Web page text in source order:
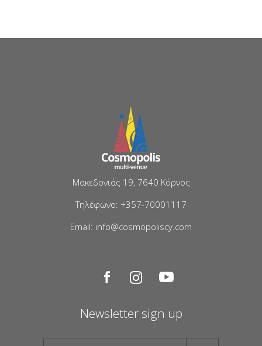
Μακεδονιάς 19, 7640 Κόρνος
Τηλέφωνο: +357-70001117
Email: info@cosmopoliscy.com
Newsletter sign up